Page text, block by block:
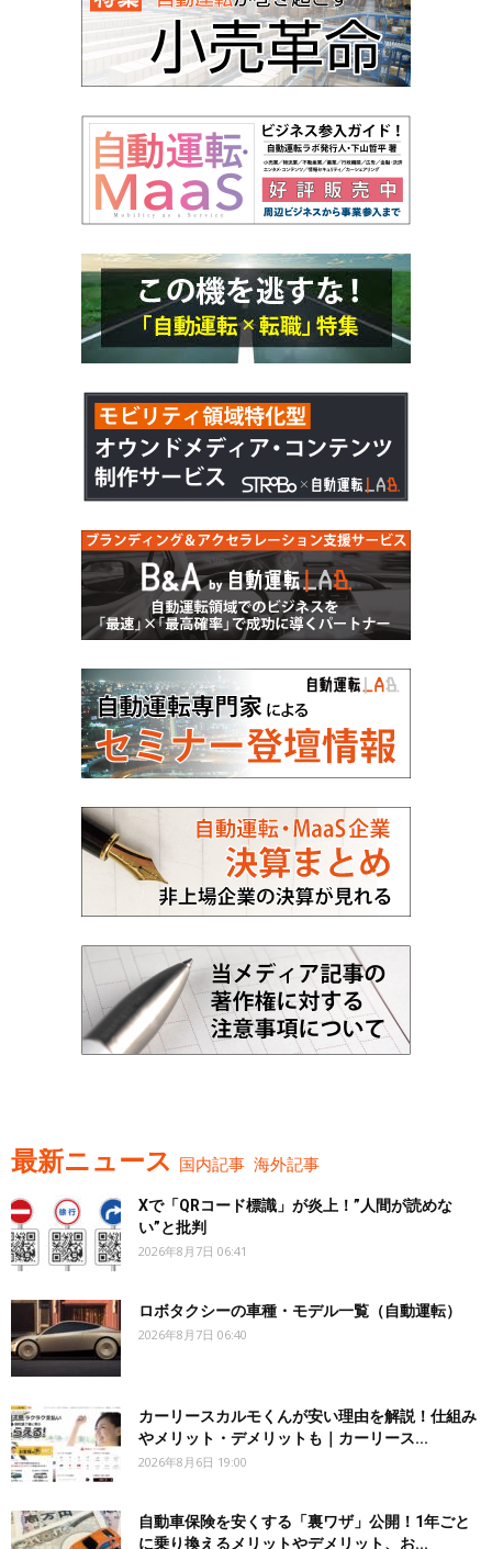
最新ニュース 国内記事 海外記事
Xで「QRコード標識」が炎上！”人間が読めな
い”と批判
2026年8月7日 06:41
ロボタクシーの車種・モデル一覧（自動運転）
2026年8月7日 06:40
カーリースカルモくんが安い理由を解説！仕組み
やメリット・デメリットも｜カーリース...
2026年8月6日 19:00
自動車保険を安くする「裏ワザ」公開！1年ごと
に乗り換えるメリットやデメリット、お...